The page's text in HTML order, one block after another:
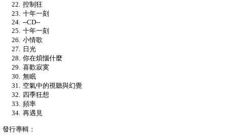
控制狂
十年一刻
--CD--
十年一刻
小情歌
日光
你在煩惱什麼
喜歡寂寞
無眠
空氣中的視聽與幻覺
四季狂想
頻率
再遇見
發行專輯：